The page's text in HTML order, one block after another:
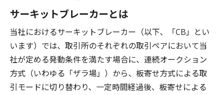
サーキットブレーカーとは
当社におけるサーキットブレーカー（以下、「CB」とい
います）では、取引所のそれぞれの取引ペアにおいて当
社が定める発動条件を満たす場合に、連続オークション
方式（いわゆる「ザラ場」）から、板寄せ方式による取
引モードに切り替わり、一定時間経過後、板寄せによる